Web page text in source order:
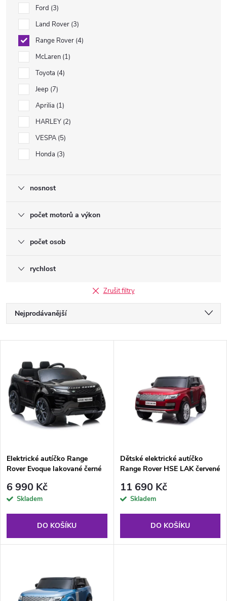
Ford 3
Land Rover 3
Range Rover 4
McLaren 1
Toyota 4
Jeep 7
Aprilia 1
HARLEY 2
VESPA 5
Honda 3
nosnost
počet motorů a výkon
počet osob
rychlost
Zrušit filtry
Ř
a
e
n
p
r
o
d
Nejprodávanější
Abecedně
ý
p
s
p
r
Elektrické autíčko Range
Rover Evoque lakované černé
6 990 Kč
Skladem
DO KOŠÍKU
Dětské elektrické autíčko
Range Rover HSE LAK červené
11 690 Kč
Skladem
DO KOŠÍKU